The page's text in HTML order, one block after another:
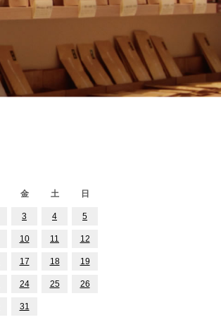
金 土 日
3 4 5
10 11 12
17 18 19
24 25 26
31